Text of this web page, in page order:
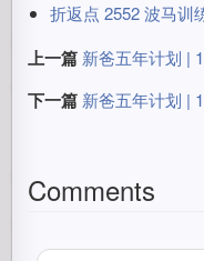
折返点 2552 波马训
上一篇 新爸五年计划 |
下一篇 新爸五年计划 |
Comments